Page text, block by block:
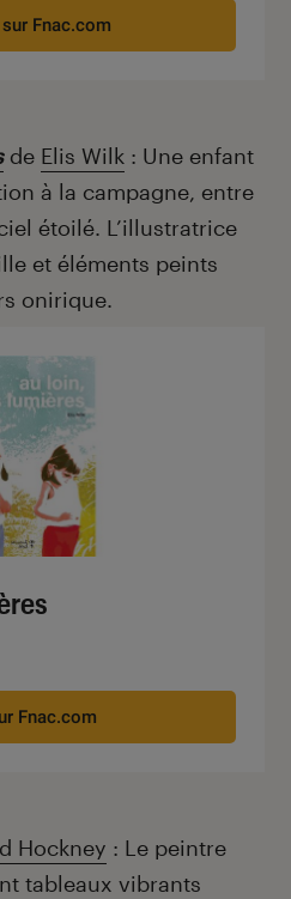
Fnac.com
de Elis Wilk : Une enfant
à la campagne, entre
étoilé. L’illustratrice
et éléments peints
onirique.
Fnac.com
Hockney : Le peintre
tableaux vibrants